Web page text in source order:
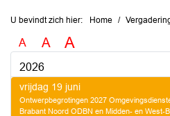
U bevindt zich hier: Home
A A A
2026
vrijdag 19 juni2026
Ontwerpbegrotingen 2027
Brabant Noord ODBN en Midden- en West-